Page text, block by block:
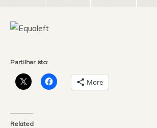
Partilhar isto:
More
Related